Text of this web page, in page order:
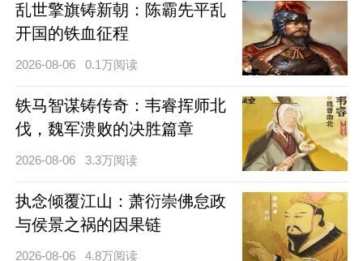
乱世擎旗铸新朝：陈霸先平乱
开国的铁血征程
2026-08-06 0.1万阅读
铁马智谋铸传奇：韦睿挥师北
伐，魏军溃败的决胜篇章
2026-08-06 3.3万阅读
执念倾覆江山：萧衍崇佛怠政
与侯景之祸的因果链
2026-08-06 4.8万阅读